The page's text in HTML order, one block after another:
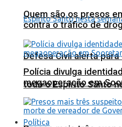
Defesa Civil alerta
todo o Espírito Santo
Política
Quem são os presos
contra o tráfico de
Polícia divulga
megaoperação em